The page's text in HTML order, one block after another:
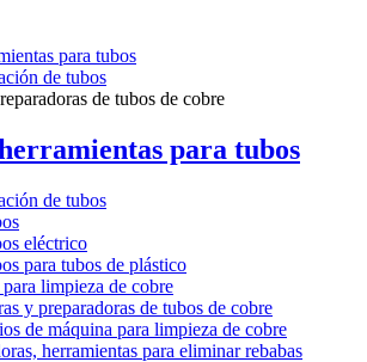
para tubos
de tubos
de tubos de cobre
para tubos
de tubos
eléctrico
para tubos de plástico
limpieza de cobre
y preparadoras de tubos de cobre
de máquina para limpieza de cobre
herramientas para eliminar rebabas